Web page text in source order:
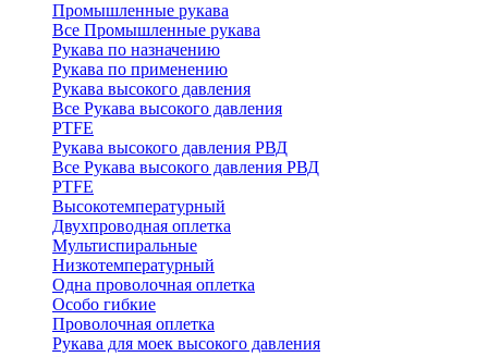
Промышленные рукава
Все Промышленные рукава
Рукава по назначению
Рукава по применению
Рукава высокого давления
Все Рукава высокого давления
PTFE
Рукава высокого давления РВД
Все Рукава высокого давления РВД
PTFE
Высокотемпературный
Двухпроводная оплетка
Мультиспиральные
Низкотемпературный
Одна проволочная оплетка
Особо гибкие
Проволочная оплетка
Рукава для моек высокого давления